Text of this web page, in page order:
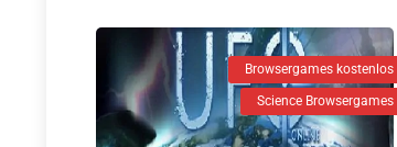
Browsergames kostenlos
Science Browsergames